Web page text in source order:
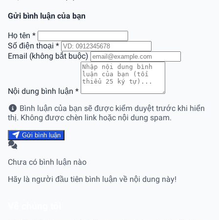
Gửi bình luận của bạn
Họ tên *
Số điện thoại *
Email (không bắt buộc)
Nội dung bình luận *
Bình luận của bạn sẽ được kiểm duyệt trước khi hiển
thị. Không được chèn link hoặc nội dung spam.
Gửi bình luận
Chưa có bình luận nào
Hãy là người đầu tiên bình luận về nội dung này!